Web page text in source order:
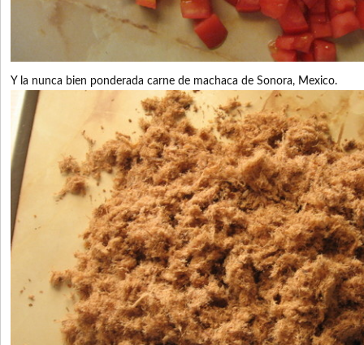
Y la nunca bien ponderada carne de machaca de Sonora, Mexico.